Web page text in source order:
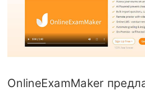
OnlineExamMaker